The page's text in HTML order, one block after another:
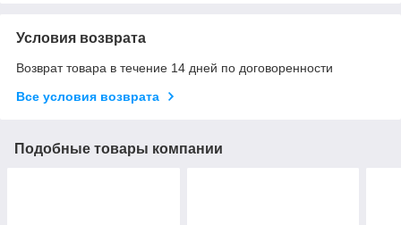
Условия возврата
Возврат товара в течение 14 дней по договоренности
Все условия возврата
Подобные товары компании